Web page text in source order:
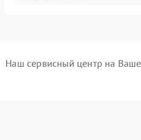
Наш сервисный центр на